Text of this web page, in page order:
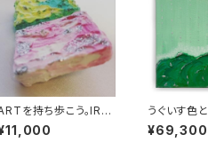
を持ち歩こう。IRO
原画ピンバッチ。
うぐいす色
ジーアート
センチ×18セ
¥69,300